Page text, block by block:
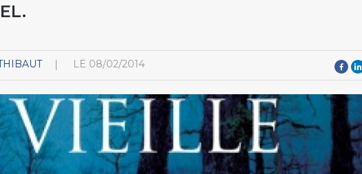
LE 08/02/2014